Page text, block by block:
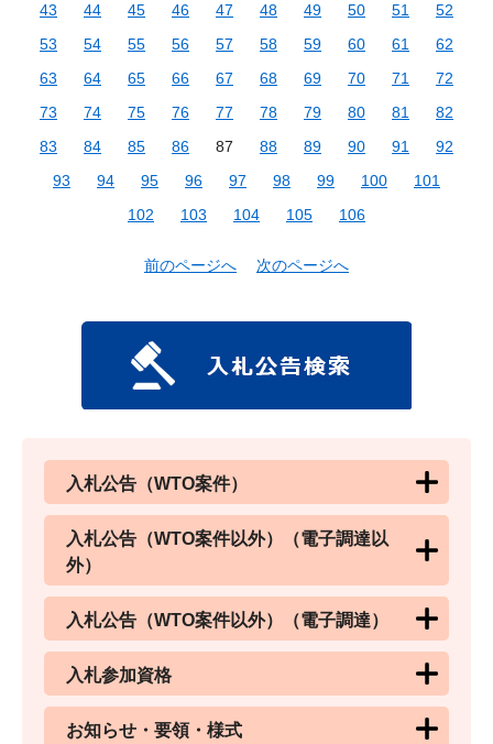
43
44 45 46 47 48 49 50 51
52
53
54 55 56 57 58 59 60 61
62
63
64 65 66 67 68 69 70 71
72
73
74 75 76 77 78 79 80 81
82
83
84 85 86 87 88 89 90 91
92
93
94 95 96 97 98 99 100
101
102
103 104 105 106
前のページへ 次のページへ
入札公告（WTO案件）
入札公告（WTO案件以外）（電子調達以
外）
入札公告（WTO案件以外）（電子調達）
入札参加資格
お知らせ・要領・様式